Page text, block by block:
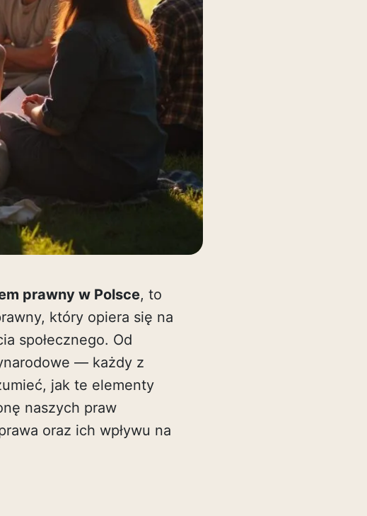
prawny w Polsce, to
który opiera się na
społecznego. Od
— każdy z
jak te elementy
naszych praw
oraz ich wpływu na